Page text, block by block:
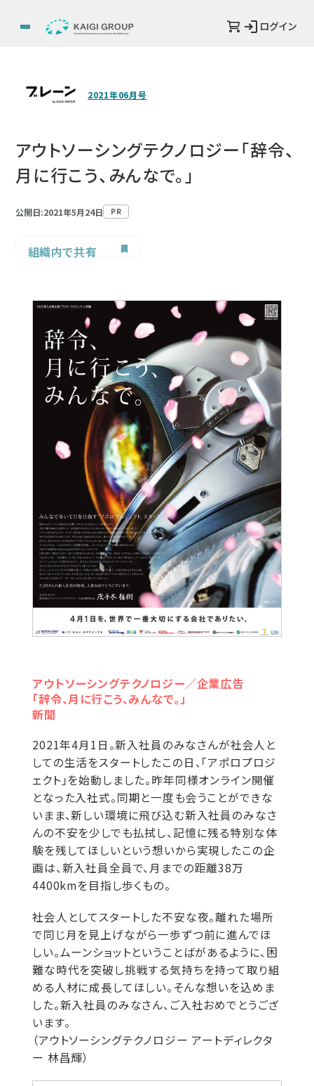
ログイン
2021年06月号
アウトソーシングテクノロジー「辞令、
月に行こう、みんなで。」
公開日:2021年5月24日 PR
組織内で共有
アウトソーシングテクノロジー／企業広告
「辞令、月に行こう、みんなで。」
新聞
2021年4月1日。新入社員のみなさんが社会人と
しての生活をスタートしたこの日、「アポロプロジ
ェクト」を始動しました。昨年同様オンライン開催
となった入社式。同期と一度も会うことができな
いまま、新しい環境に飛び込む新入社員のみなさ
んの不安を少しでも払拭し、記憶に残る特別な体
験を残してほしいという想いから実現したこの企
画は、新入社員全員で、月までの距離38万
4400kmを目指し歩くもの。
社会人としてスタートした不安な夜。離れた場所
で同じ月を見上げながら一歩ずつ前に進んでほ
しい。ムーンショットということばがあるように、困
難な時代を突破し挑戦する気持ちを持って取り組
める人材に成長してほしい。そんな想いを込めま
した。新入社員のみなさん、ご入社おめでとうござ
います。
（アウトソーシングテクノロジー アートディレクタ
ー 林昌輝）